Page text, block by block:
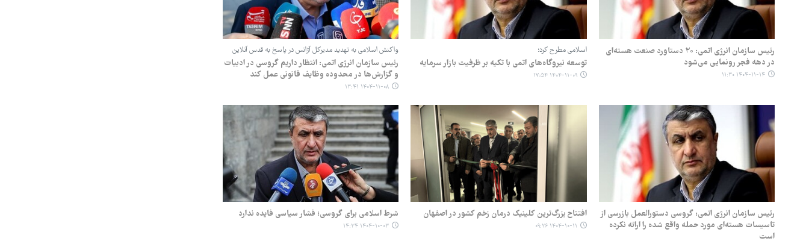
رئیس سازمان انرژی اتمی: ۲۰ دستاورد صنعت هسته‌ای
در دهه فجر رونمایی می‌شود
۱۴۰۴-۱۱-۱۴ ۱۱:۳۰
اسلامی مطرح کرد؛
توسعه نیروگاه‌های اتمی با تکیه بر ظرفیت بازار سرمایه
۱۴۰۴-۱۱-۰۹ ۱۷:۵۴
واکنش اسلامی به تهدید مدیرکل آژانس در پاسخ به قدس آنلاین
رئیس سازمان انرژی اتمی: انتظار داریم گروسی در ادبیات
و گزارش‌ها در محدوده وظایف قانونی عمل کند
۱۴۰۴-۱۱-۰۸ ۱۳:۴۱
رئیس سازمان انرژی اتمی: گروسی دستورالعمل بازرسی از
تاسیسات هسته‌ای مورد حمله واقع شده را ارائه نکرده‌
است
افتتاح بزرگ‌ترین کلینیک درمان زخم کشور در اصفهان
۱۴۰۴-۱۰-۱۱ ۰۹:۲۶
شرط اسلامی برای گروسی؛ فشار سیاسی فایده ندارد
۱۴۰۴-۱۰-۰۳ ۱۴:۳۴